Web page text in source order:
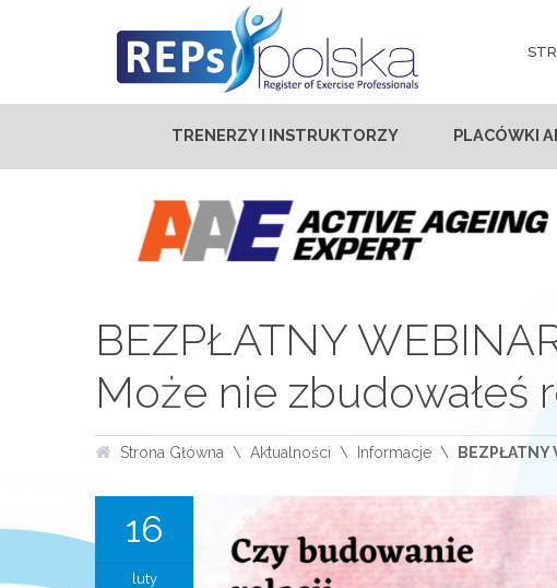
TRENERZY I INSTRUKTORZY PLACÓWKI
BEZPŁATNY
Może nie zbudowałeś
Strona Główna Aktualności Informacje
16
luty